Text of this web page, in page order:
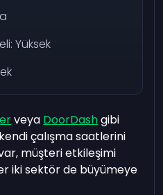
Yüksek
veya DoorDashgibi
çalışma saatlerini
müşteri etkileşimi
iki sektör de büyümeye